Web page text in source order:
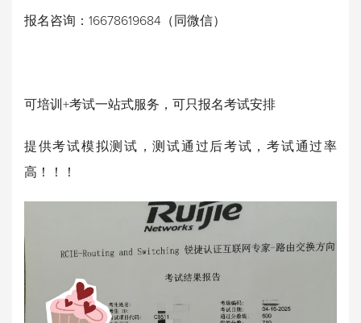
报名咨询：16678619684（同微信）
可培训+考试一站式服务，可只报名考试安排
提供考试模拟测试，测试通过后考试，考试通过率
高！！！